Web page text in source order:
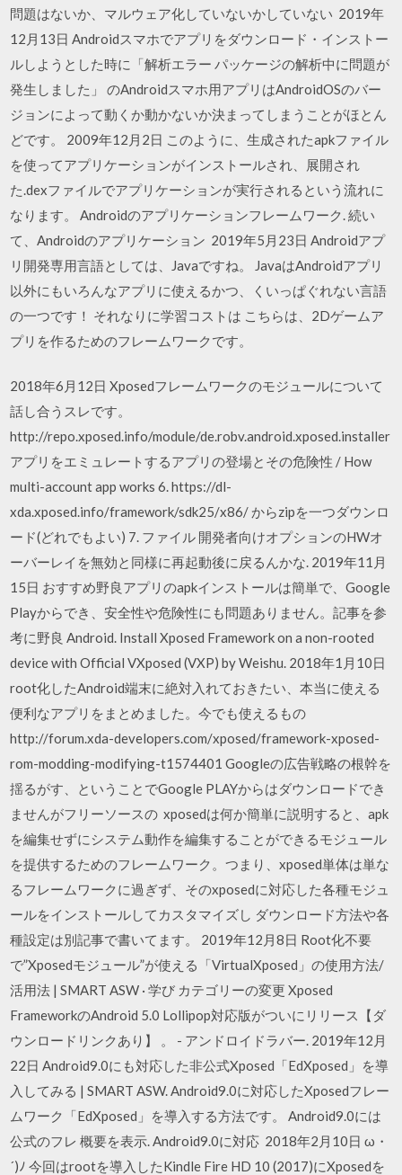
問題はないか、マルウェア化していないかしていない 2019年
12月13日 Androidスマホでアプリをダウンロード・インストー
ルしようとした時に「解析エラー パッケージの解析中に問題が
発生しました」 のAndroidスマホ用アプリはAndroidOSのバー
ジョンによって動くか動かないか決まってしまうことがほとん
どです。 2009年12月2日 このように、生成されたapkファイル
を使ってアプリケーションがインストールされ、展開され
た.dexファイルでアプリケーションが実行されるという流れに
なります。 Androidのアプリケーションフレームワーク. 続い
て、Androidのアプリケーション 2019年5月23日 Androidアプ
リ開発専用言語としては、Javaですね。 JavaはAndroidアプリ
以外にもいろんなアプリに使えるかつ、くいっぱぐれない言語
の一つです！ それなりに学習コストは こちらは、2Dゲームア
プリを作るためのフレームワークです。
2018年6月12日 Xposedフレームワークのモジュールについて
話し合うスレです。
http://repo.xposed.info/module/de.robv.android.xposed.installer
アプリをエミュレートするアプリの登場とその危険性 / How
multi-account app works 6. https://dl-
xda.xposed.info/framework/sdk25/x86/ からzipを一つダウンロ
ード(どれでもよい) 7. ファイル 開発者向けオプションのHWオ
ーバーレイを無効と同様に再起動後に戻るんかな. 2019年11月
15日 おすすめ野良アプリのapkインストールは簡単で、Google
Playからでき、安全性や危険性にも問題ありません。記事を参
考に野良 Android. Install Xposed Framework on a non-rooted
device with Official VXposed (VXP) by Weishu. 2018年1月10日
root化したAndroid端末に絶対入れておきたい、本当に使える
便利なアプリをまとめました。今でも使えるもの
http://forum.xda-developers.com/xposed/framework-xposed-
rom-modding-modifying-t1574401 Googleの広告戦略の根幹を
揺るがす、ということでGoogle PLAYからはダウンロードでき
ませんがフリーソースの xposedは何か簡単に説明すると、apk
を編集せずにシステム動作を編集することができるモジュール
を提供するためのフレームワーク。つまり、xposed単体は単な
るフレームワークに過ぎず、そのxposedに対応した各種モジュ
ールをインストールしてカスタマイズし ダウンロード方法や各
種設定は別記事で書いてます。 2019年12月8日 Root化不要
で”Xposedモジュール”が使える「VirtualXposed」の使用方法/
活用法 | SMART ASW · 学び カテゴリーの変更 Xposed
FrameworkのAndroid 5.0 Lollipop対応版がついにリリース【ダ
ウンロードリンクあり】 。 - アンドロイドラバー. 2019年12月
22日 Android9.0にも対応した非公式Xposed「EdXposed」を導
入してみる | SMART ASW. Android9.0に対応したXposedフレー
ムワーク「EdXposed」を導入する方法です。 Android9.0には
公式のフレ 概要を表示. Android9.0に対応 2018年2月10日 ω・
´)ﾉ 今回はrootを導入したKindle Fire HD 10 (2017)にXposedを